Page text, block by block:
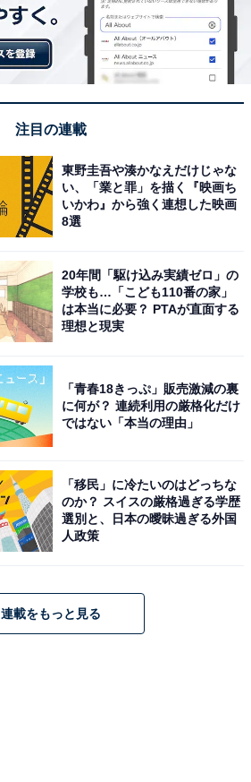
注目の連載
東野圭吾や湊かなえだけじゃな
い、「業と罪」を描く『映画ち
いかわ』から強く連想した映画
8選
20年間「駆け込み実績ゼロ」の
学校も…「こども110番の家」
は本当に必要？ PTAが直面する
理想と現実
「青春18きっぷ」販売激減の裏
に何が？ 連続利用の厳格化だけ
ではない「本当の理由」
「移民」に冷たいのはどっちな
のか？ スイスの厳格過ぎる学歴
選別と、日本の曖昧過ぎる外国
人政策
連載をもっと見る